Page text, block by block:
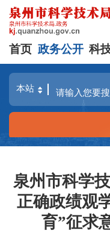
首页 政务公开 科
泉州市科学
正确政绩观
育”征求